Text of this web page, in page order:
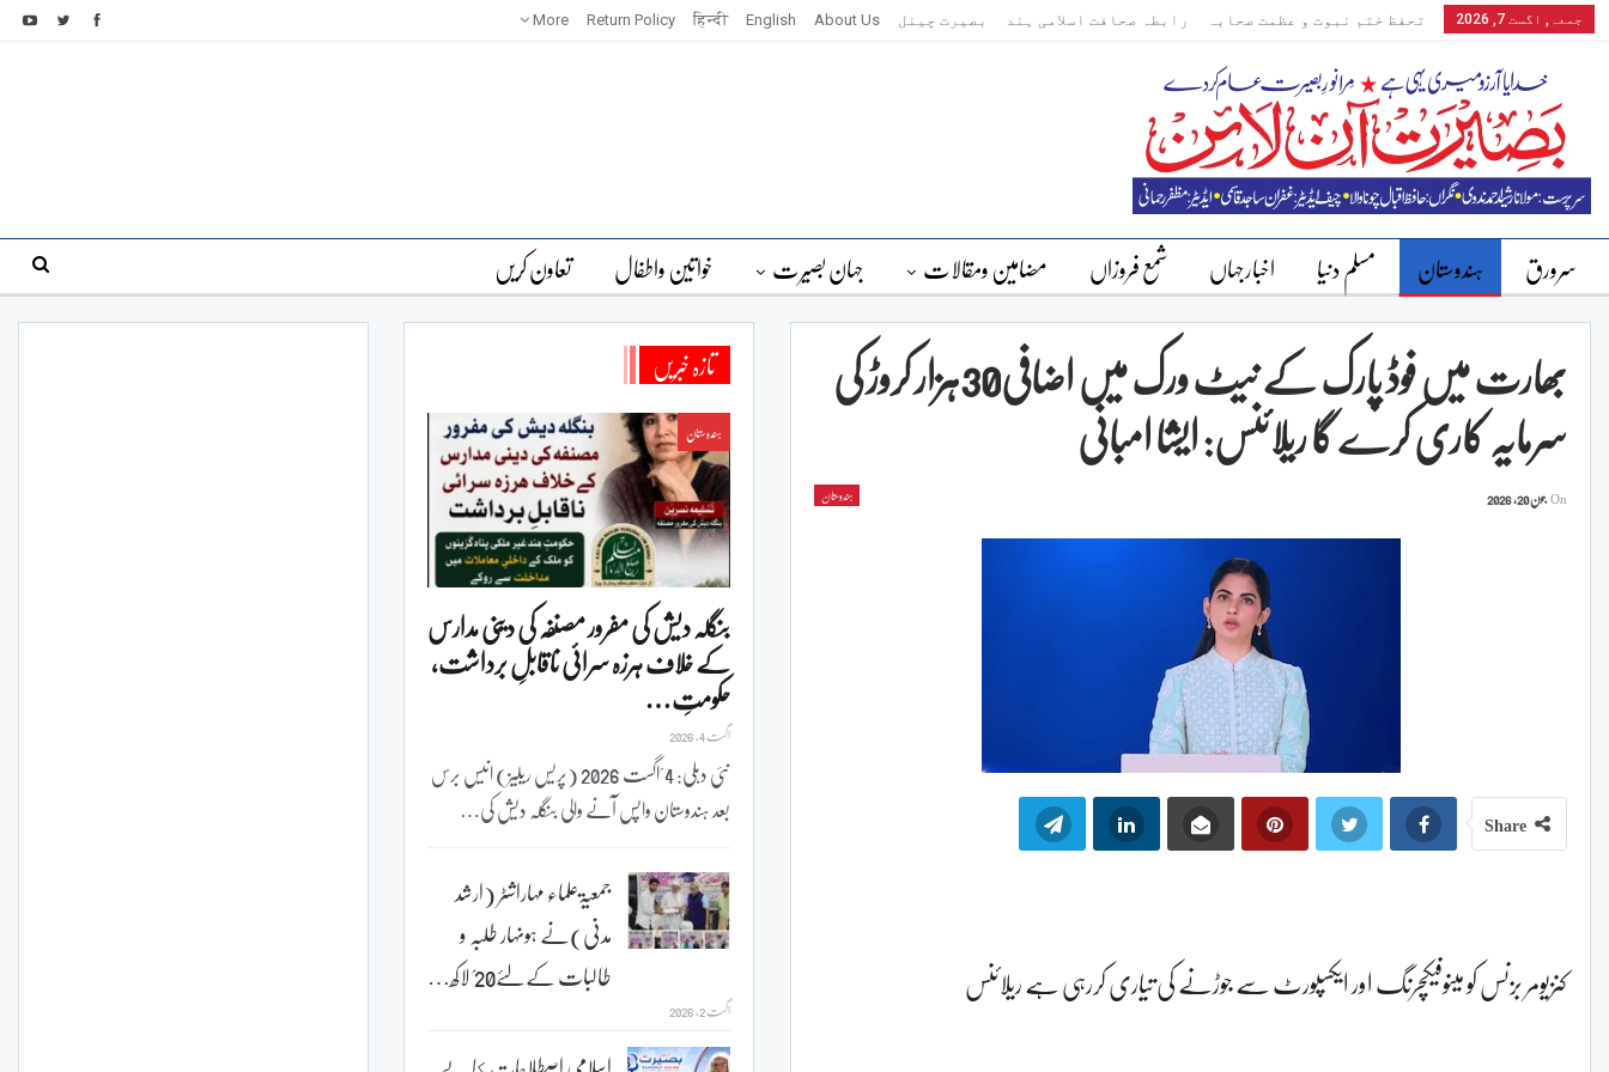
جمعہ, اگست 7, 2026 تحفظ ختم نبوت و عظمت صحابہ رابطہ صحافت اسلامی ہند بصیرت چینل About Us
English
हिन्दी
Return Policy
More
سرورق ہندوستان مسلم دنیا اخبارجہاں شمع فروزاں مضامین ومقالات جہان بصیرت خواتین واطفال تعاون کریں
بھارت میں فوڈ پارک کے نیٹ ورک میں اضافی30ہزار کروڑ کی
سرمایہ کاری کرے گا ریلائنس: ایشا امبانی
ہندوستان Onجون 20, 2026
Share
کنزیومر بزنس کو مینوفیکچرنگ اور ایکسپورٹ سے جوڑنے کی تیاری کررہی ہے ریلائنس
تازہ خبریں
ہندوستان
بنگلہ دیش کی مفرور مصنفہ کی دینی مدارس
کے خلاف ہرزہ سرائی ناقابلِ برداشت،
حکومتِ…
اگست 4, 2026
نئی دہلی: 4 ؍اگست 2026 (پریس ریلیز) انیس برس
بعد ہندوستان واپس آنے والی بنگلہ دیش کی…
جمعیۃعلماء مہاراشٹر (ارشد
مدنی)نے ہونہار طلبہ و
طالبات کے لئے20؍ لاکھ…
اگست 2, 2026